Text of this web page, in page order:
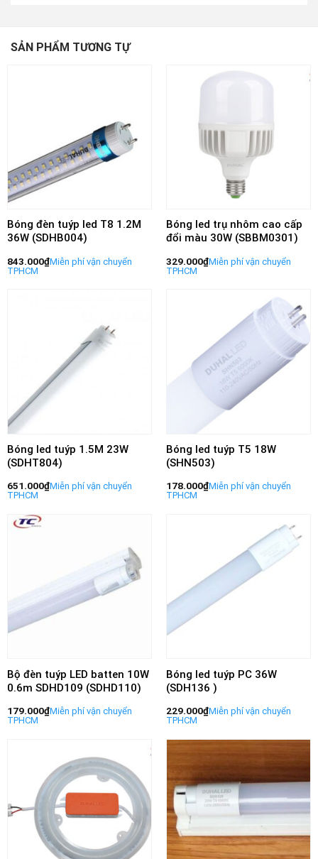
SẢN PHẨM TƯƠNG TỰ
Bóng đèn tuýp led T8 1.2M
36W (SDHB004)
843.000₫
Bóng led trụ nhôm cao cấp
đổi màu 30W (SBBM0301)
329.000₫
Bóng led tuýp 1.5M 23W
(SDHT804)
651.000₫
Bóng led tuýp T5 18W
(SHN503)
178.000₫
Bộ đèn tuýp LED batten 10W
0.6m SDHD109 (SDHD110)
179.000₫
Bóng led tuýp PC 36W
(SDH136 )
229.000₫